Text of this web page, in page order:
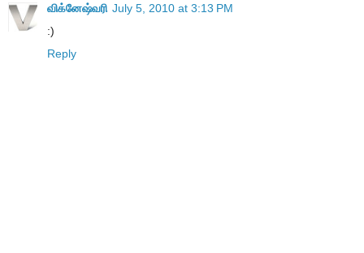
விக்னேஷ்வரி July 5, 2010 at 3:13 PM
:)
Reply